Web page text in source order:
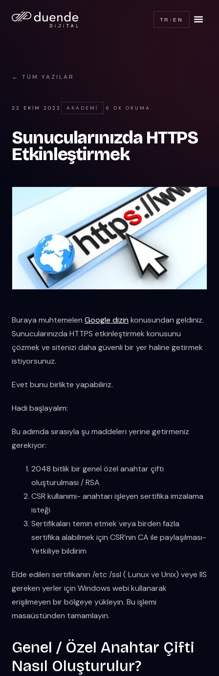
TR / EN
← TÜM YAZILAR
22 EKIM 2022 AKADEMI · 6 DK OKUMA
Sunucularınızda HTTPS
Etkinleştirmek
Buraya muhtemelen Google dizin konusundan geldiniz.
Sunucularınızda HTTPS etkinleştirmek konusunu
çözmek ve sitenizi daha güvenli bir yer haline getirmek
istiyorsunuz.
Evet bunu birlikte yapabiliriz.
Hadi başlayalım:
Bu adımda sırasıyla şu maddeleri yerine getirmeniz
gerekiyor:
2048 bitlik bir genel özel anahtar çifti
oluşturulması / RSA
CSR kullanımı- anahtarı işleyen sertifika imzalama
isteği
Sertifikaları temin etmek veya birden fazla
sertifika alabilmek için CSR’nin CA ile paylaşılması-
Yetkiliye bildirim
Elde edilen sertifikanın /etc /ssl ( Lunux ve Unix) veye IIS
gereken yerler için Windows webi kullanarak
erişilmeyen bir bölgeye yükleyin. Bu işlemi
masaüstünden tamamlayın.
Genel / Özel Anahtar Çifti
Nasıl Oluşturulur?